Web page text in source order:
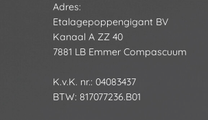
Adres:
Etalagepoppengigant BV
Kanaal A ZZ 40
7881 LB Emmer Compascuum
K.v.K. nr.: 04083437
BTW: 817077236.B01